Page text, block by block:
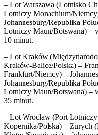
– Lot Warszawa (Lotnisko
Lotniczy Monachium/
Johannesburg/Republika
Lotniczy Maun/Botswana) –
10 minut.
– Lot Kraków
Kraków-Balice/Polska) –
Frankfurt/Niemcy) –
Johannesburg/Republika
Lotniczy Maun/Botswana) –
35 minut.
– Lot Wrocław (Port
Kopernika/Polska) – Zurych